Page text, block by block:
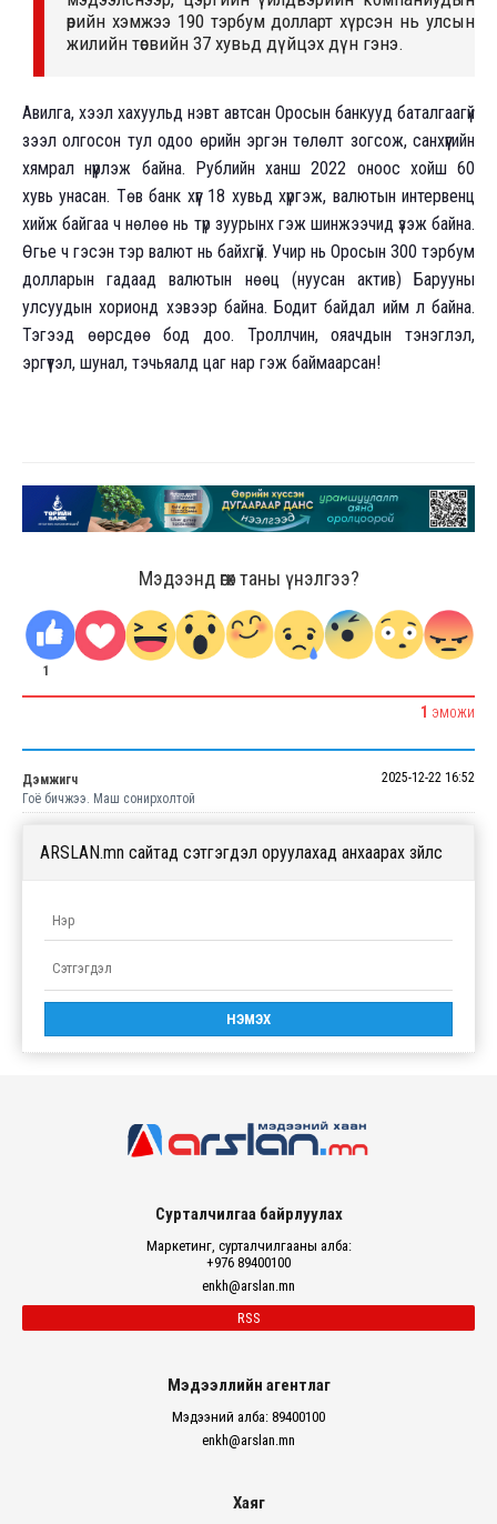
өрийн хэмжээ 190 тэрбум долларт хүрсэн нь улсын
жилийн төсвийн 37 хувьд дүйцэх дүн гэнэ.
Авилга, хээл хахуульд нэвт автсан Оросын банкууд баталгаагүй
зээл олгосон тул одоо өрийн эргэн төлөлт зогсож, санхүүгийн
хямрал нүүрлэж байна. Рублийн ханш 2022 оноос хойш 60
хувь унасан. Төв банк хүүг 18 хувьд хүргэж, валютын интервенц
хийж байгаа ч нөлөө нь түр зуурынх гэж шинжээчид үзэж байна.
Өгье ч гэсэн тэр валют нь байхгүй. Учир нь Оросын 300 тэрбум
долларын гадаад валютын нөөц (нуусан актив) Барууны
улсуудын хорионд хэвээр байна. Бодит байдал ийм л байна.
Тэгээд өөрсдөө бод доо. Троллчин, ояачдын тэнэглэл,
эргүүтэл, шунал, тэчьяалд цаг нар гэж баймаарсан!
Мэдээнд өгөх таны үнэлгээ?
1
1 ЭМОЖИ
Дэмжигч
2025-12-22 16:52
Гоё бичжээ. Маш сонирхолтой
ARSLAN.mn сайтад сэтгэгдэл оруулахад анхаарах зүйлс
Сурталчилгаа байрлуулах
Маркетинг, сурталчилгааны алба:
+976 89400100
enkh@arslan.mn
RSS
Мэдээллийн агентлаг
Мэдээний алба: 89400100
enkh@arslan.mn
Хаяг